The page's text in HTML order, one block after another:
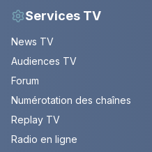
Services TV
News TV
Audiences TV
Forum
Numérotation des chaînes
Replay TV
Radio en ligne